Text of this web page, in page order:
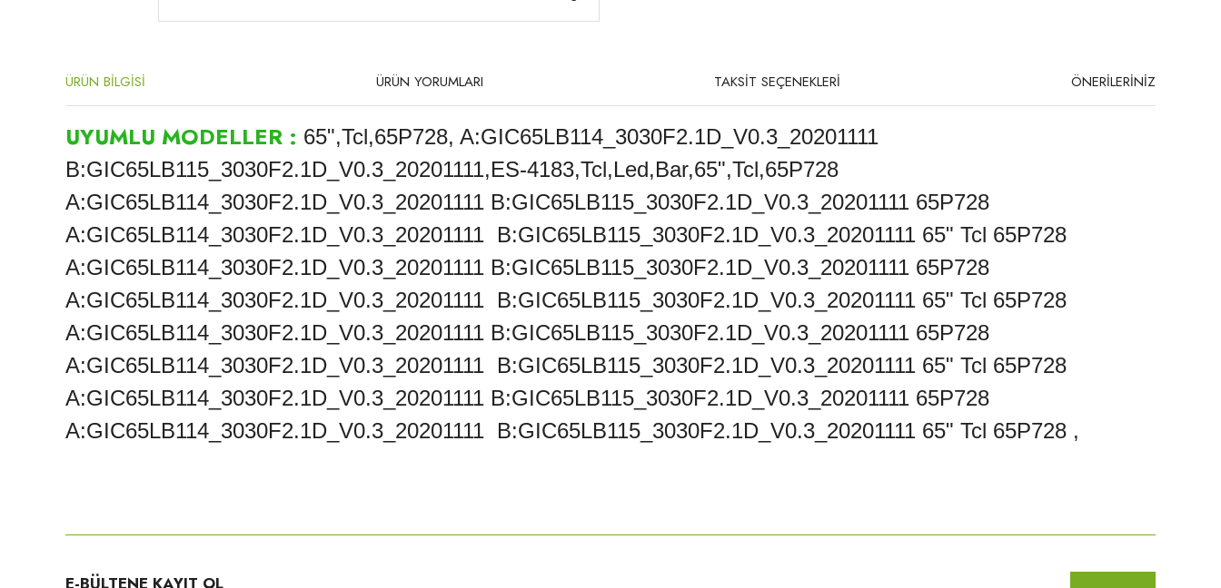
ÜRÜN BİLGİSİ ÜRÜN YORUMLARI TAKSİT SEÇENEKLERİ ÖNERİLERİNİZ
UYUMLU MODELLER : 65",Tcl,65P728, A:GIC65LB114_3030F2.1D_V0.3_20201111
B:GIC65LB115_3030F2.1D_V0.3_20201111,ES-4183,Tcl,Led,Bar,65",Tcl,65P728
A:GIC65LB114_3030F2.1D_V0.3_20201111 B:GIC65LB115_3030F2.1D_V0.3_20201111 65P728
A:GIC65LB114_3030F2.1D_V0.3_20201111 B:GIC65LB115_3030F2.1D_V0.3_20201111 65" Tcl 65P728
A:GIC65LB114_3030F2.1D_V0.3_20201111 B:GIC65LB115_3030F2.1D_V0.3_20201111 65P728
A:GIC65LB114_3030F2.1D_V0.3_20201111 B:GIC65LB115_3030F2.1D_V0.3_20201111 65" Tcl 65P728
A:GIC65LB114_3030F2.1D_V0.3_20201111 B:GIC65LB115_3030F2.1D_V0.3_20201111 65P728
A:GIC65LB114_3030F2.1D_V0.3_20201111 B:GIC65LB115_3030F2.1D_V0.3_20201111 65" Tcl 65P728
A:GIC65LB114_3030F2.1D_V0.3_20201111 B:GIC65LB115_3030F2.1D_V0.3_20201111 65P728
A:GIC65LB114_3030F2.1D_V0.3_20201111 B:GIC65LB115_3030F2.1D_V0.3_20201111 65" Tcl 65P728 ,
Ürün açıklamasında eksik bilgiler bulunuyor.
E-BÜLTENE KAYIT OL